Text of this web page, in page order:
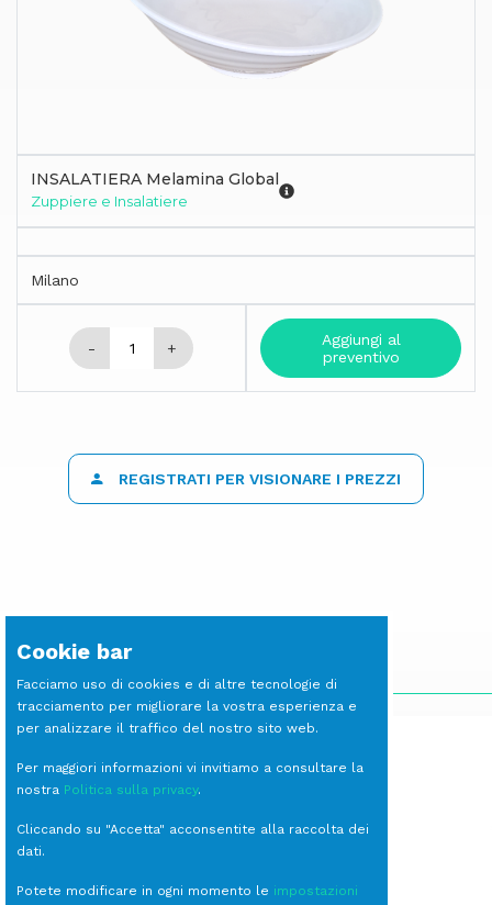
INSALATIERA Melamina Global
Zuppiere e Insalatiere
Milano
- +
Aggiungi al
preventivo
REGISTRATI PER VISIONARE I PREZZI
Cookie bar
Facciamo uso di cookies e di altre tecnologie di
tracciamento per migliorare la vostra esperienza e
per analizzare il traffico del nostro sito web.
Per maggiori informazioni vi invitiamo a consultare la
nostra Politica sulla privacy.
Cliccando su "Accetta" acconsentite alla raccolta dei
dati.
Potete modificare in ogni momento le impostazioni